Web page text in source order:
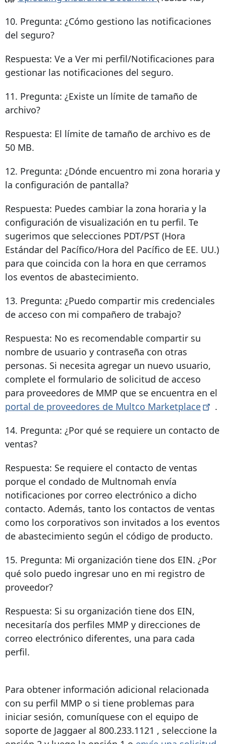
10. Pregunta: ¿Cómo gestiono las notificaciones
del seguro?
Respuesta: Ve a Ver mi perfil/Notificaciones para
gestionar las notificaciones del seguro.
11. Pregunta: ¿Existe un límite de tamaño de
archivo?
Respuesta: El límite de tamaño de archivo es de
50 MB.
12. Pregunta: ¿Dónde encuentro mi zona horaria y
la configuración de pantalla?
Respuesta: Puedes cambiar la zona horaria y la
configuración de visualización en tu perfil. Te
sugerimos que selecciones PDT/PST (Hora
Estándar del Pacífico/Hora del Pacífico de EE. UU.)
para que coincida con la hora en que cerramos
los eventos de abastecimiento.
13. Pregunta: ¿Puedo compartir mis credenciales
de acceso con mi compañero de trabajo?
Respuesta: No es recomendable compartir su
nombre de usuario y contraseña con otras
personas. Si necesita agregar un nuevo usuario,
complete el formulario de solicitud de acceso
para proveedores de MMP que se encuentra en el
portal de proveedores de Multco Marketplace
.
14. Pregunta: ¿Por qué se requiere un contacto de
ventas?
Respuesta: Se requiere el contacto de ventas
porque el condado de Multnomah envía
notificaciones por correo electrónico a dicho
contacto. Además, tanto los contactos de ventas
como los corporativos son invitados a los eventos
de abastecimiento según el código de producto.
15. Pregunta: Mi organización tiene dos EIN. ¿Por
qué solo puedo ingresar uno en mi registro de
proveedor?
Respuesta: Si su organización tiene dos EIN,
necesitaría dos perfiles MMP y direcciones de
correo electrónico diferentes, una para cada
perfil.
Para obtener información adicional relacionada
con su perfil MMP o si tiene problemas para
iniciar sesión, comuníquese con el equipo de
soporte de Jaggaer al 800.233.1121 , seleccione la